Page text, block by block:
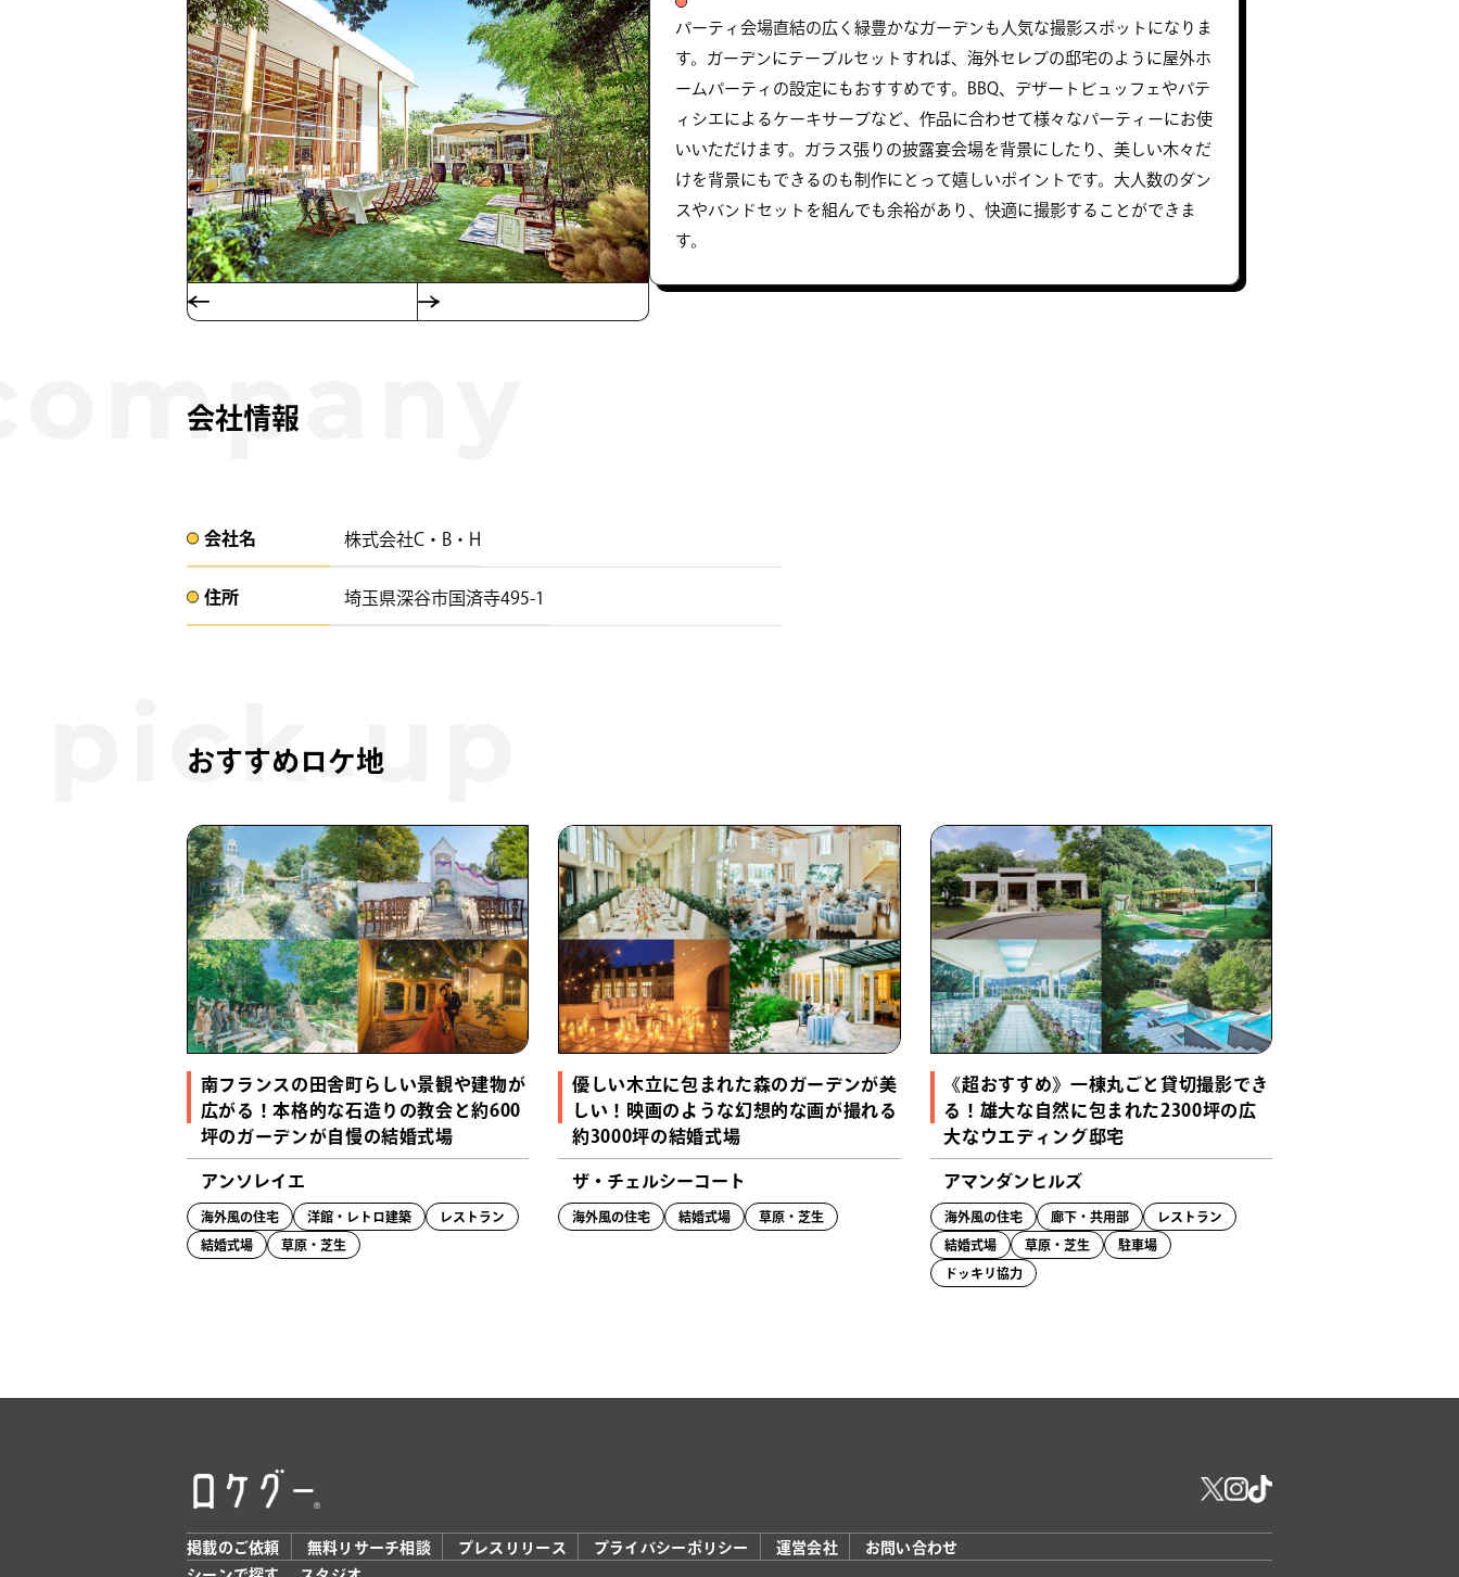
パーティ会場直結の広く緑豊かなガーデンも人気な撮影スポットになりま
す。ガーデンにテーブルセットすれば、海外セレブの邸宅のように屋外ホ
ームパーティの設定にもおすすめです。BBQ、デザートビュッフェやパテ
ィシエによるケーキサーブなど、作品に合わせて様々なパーティーにお使
いいただけます。ガラス張りの披露宴会場を背景にしたり、美しい木々だ
けを背景にもできるのも制作にとって嬉しいポイントです。大人数のダン
スやバンドセットを組んでも余裕があり、快適に撮影することができま
す。
会社情報
会社名​ 株式会社C・B・H
住所​​ 埼玉県深谷市国済寺495-1 ​
おすすめロケ地
南フランスの田舎町らしい景観や建物が
広がる！本格的な石造りの教会と約600
坪のガーデンが自慢の結婚式場
アンソレイエ
海外風の住宅 洋館・レトロ建築 レストラン
結婚式場 草原・芝生
優しい木立に包まれた森のガーデンが美
しい！映画のような幻想的な画が撮れる
約3000坪の結婚式場
ザ・チェルシーコート
海外風の住宅 結婚式場 草原・芝生
《超おすすめ》一棟丸ごと貸切撮影でき
る！雄大な自然に包まれた2300坪の広
大なウエディング邸宅
アマンダンヒルズ
海外風の住宅 廊下・共用部 レストラン
結婚式場 草原・芝生 駐車場
ドッキリ協力
掲載のご依頼 無料リサーチ相談 プレスリリース プライバシーポリシー 運営会社
お問い合わせ